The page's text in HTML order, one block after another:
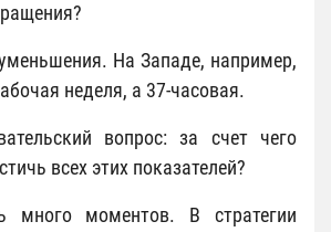
На Западе, например,
неделя, а 37-часовая.
вопрос: за счет чего
всех этих показателей?
много моментов. В стратегии